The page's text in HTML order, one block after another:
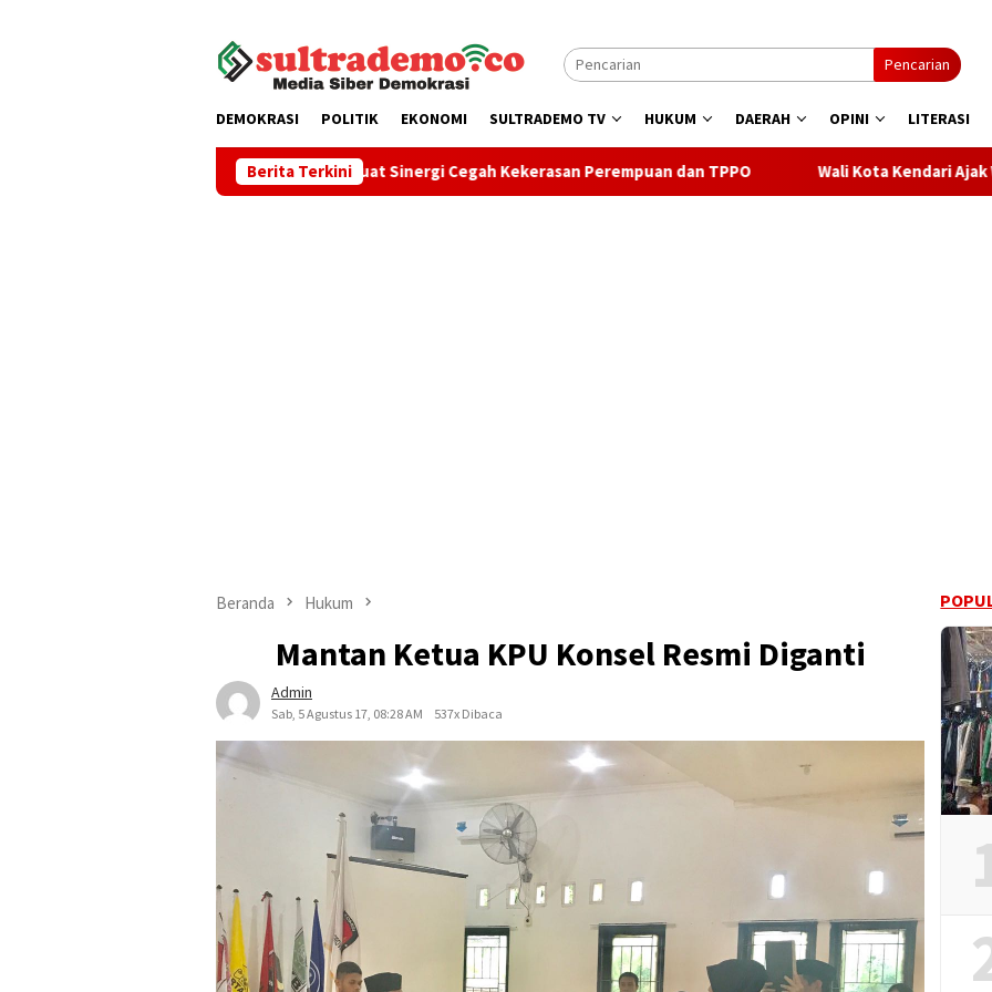
Pencarian
DEMOKRASI POLITIK EKONOMI SULTRADEMO TV HUKUM DAERAH OPINI LITERASI
Berita Terkini
Pemkot Kendari Perkuat Sinergi Cegah Kekerasan Perempuan dan TPPO Wali Kota Kendari Ajak Warga Sukseskan
Beranda Hukum
Mantan Ketua KPU Konsel Resmi Diganti
Admin
Sab, 5 Agustus 17, 08:28 AM 537x Dibaca